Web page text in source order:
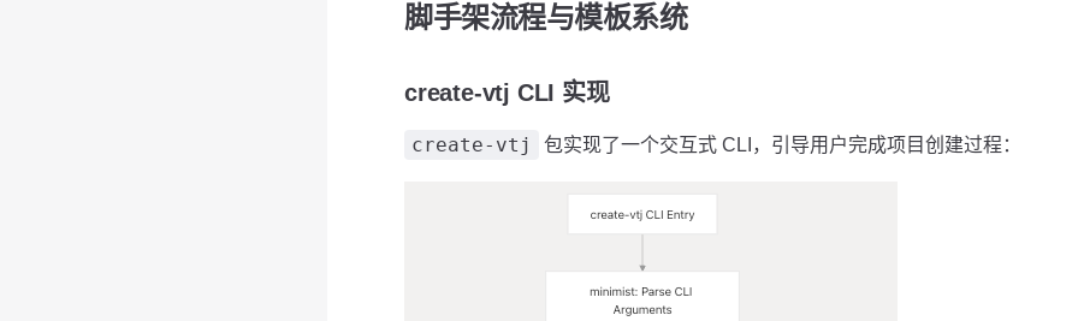
脚手架流程与模板系统
create-vtj CLI 实现
create-vtj 包实现了一个交互式 CLI，引导用户完成项目创建过程：